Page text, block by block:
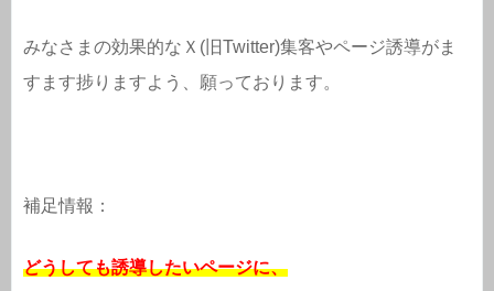
みなさまの効果的なＸ(旧Twitter)集客やページ誘導がま
すます捗りますよう、願っております。
補足情報：
どうしても誘導したいページに、